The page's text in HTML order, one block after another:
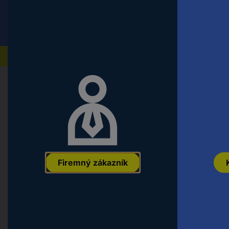
Firemný zákazník
Náradie a dielňa Montážny a upevňovací
TOOLCRAFT 1064103
DIN 933 nerezová ocel A2 100 ks
4053199411351 Označenie výrobcu: Objednávacie